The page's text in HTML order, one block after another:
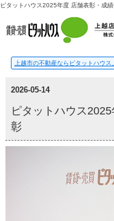
上越市の不動産ならピタットハウス
2026-05-14
ピタットハウス
彰